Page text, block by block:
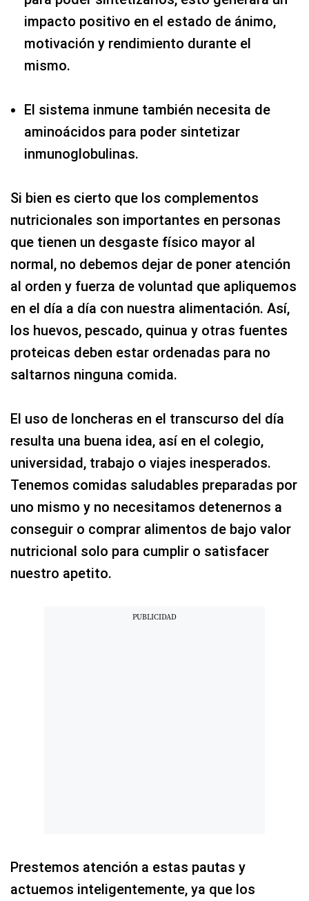
impacto positivo en el estado de ánimo,
motivación y rendimiento durante el
mismo.
El sistema inmune también necesita de
aminoácidos para poder sintetizar
inmunoglobulinas.
Si bien es cierto que los complementos
nutricionales son importantes en personas
que tienen un desgaste físico mayor al
normal, no debemos dejar de poner atención
al orden y fuerza de voluntad que apliquemos
en el día a día con nuestra alimentación. Así,
los huevos, pescado, quinua y otras fuentes
proteicas deben estar ordenadas para no
saltarnos ninguna comida.
El uso de loncheras en el transcurso del día
resulta una buena idea, así en el colegio,
universidad, trabajo o viajes inesperados.
Tenemos comidas saludables preparadas por
uno mismo y no necesitamos detenernos a
conseguir o comprar alimentos de bajo valor
nutricional solo para cumplir o satisfacer
nuestro apetito.
Prestemos atención a estas pautas y
actuemos inteligentemente, ya que los